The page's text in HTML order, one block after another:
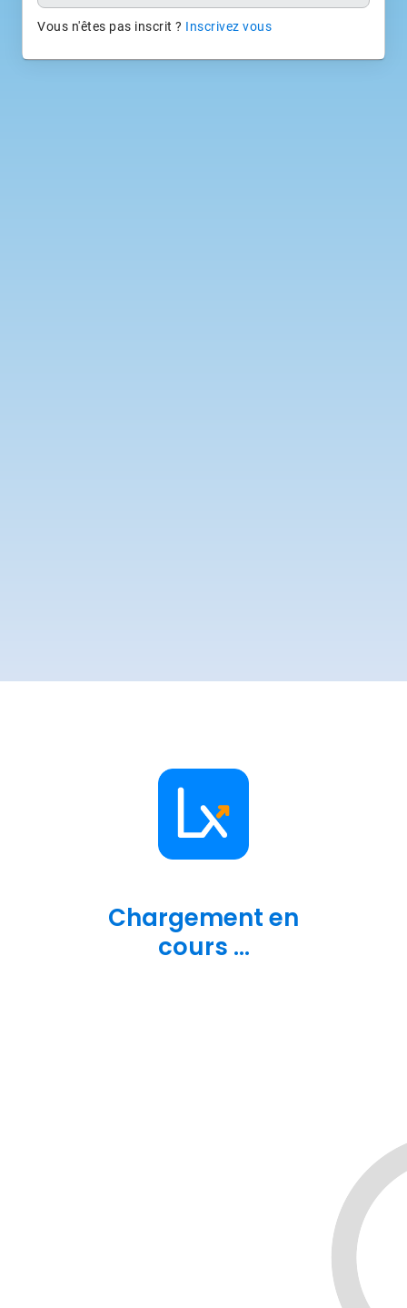
Vous n'êtes pas inscrit ? Inscrivez vous
Chargement en
cours ...